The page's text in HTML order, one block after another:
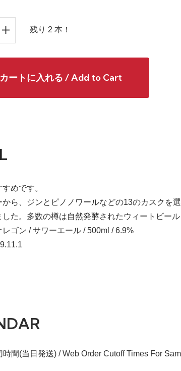
残り 2 本！
カートに入れる / Add to Cart
めです。
から、ジンとピノノワールなどの13のカスクを
した。多数の樽は自然発酵されたウィートビール
ゴン / サワーエール / 500ml / 6.9%
時間(当日発送) / Web Order Cutoff Times For